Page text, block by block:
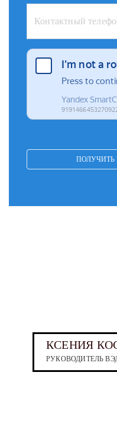
ПОЛУЧИТЬ
КСЕНИЯ
РУКОВОДИТЕЛЬ